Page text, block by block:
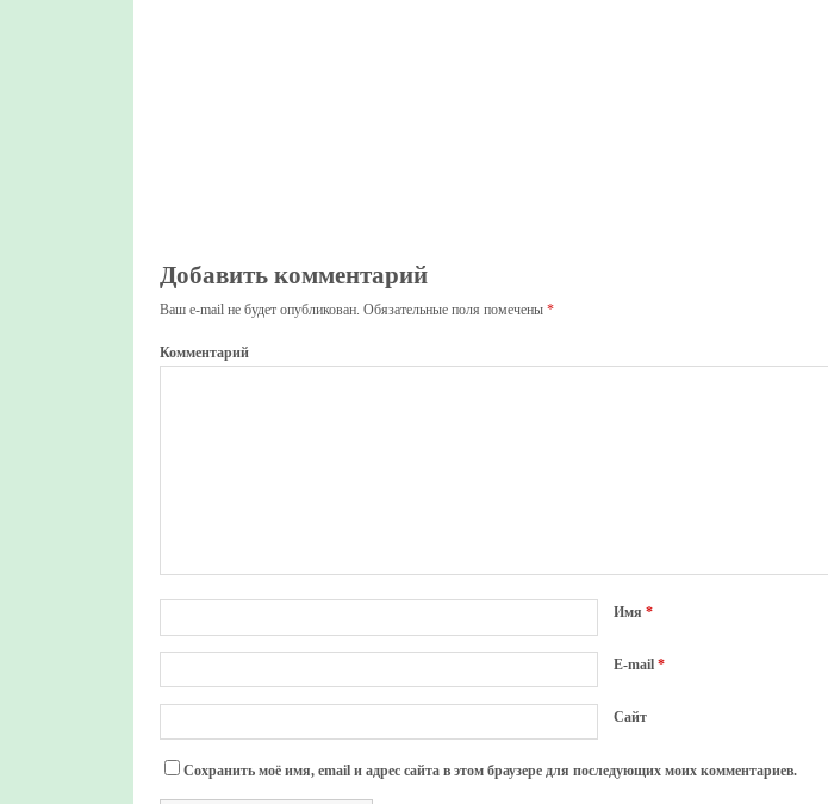
Добавить комментарий
Ваш e-mail не будет опубликован. Обязательные поля помечены*
Комментарий
Имя*
E-mail*
Сайт
Сохранить моё имя, email и адрес сайта в этом браузере для последующих моих комментариев.